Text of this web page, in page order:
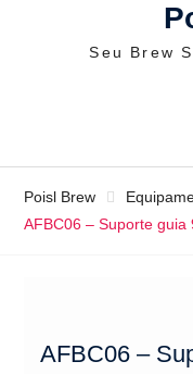
Seu Brew
Poisl Brew
AFBC06 – Suporte guia
AFBC06 –